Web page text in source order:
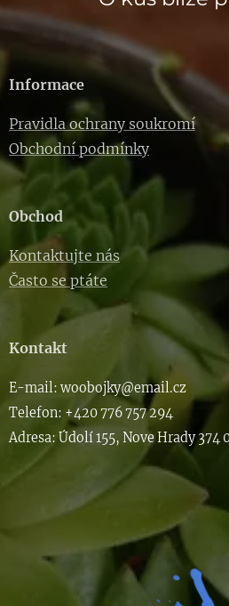
Informace
Pravidla ochrany soukromí
Obchodní podmínky
Obchod
Kontaktujte nás
Často se ptáte
Kontakt
E-mail: woobojky@email.cz
Telefon: +420 776 757 294
Adresa: Údolí 155, Nove Hrady 374